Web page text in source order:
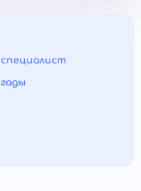
специалист